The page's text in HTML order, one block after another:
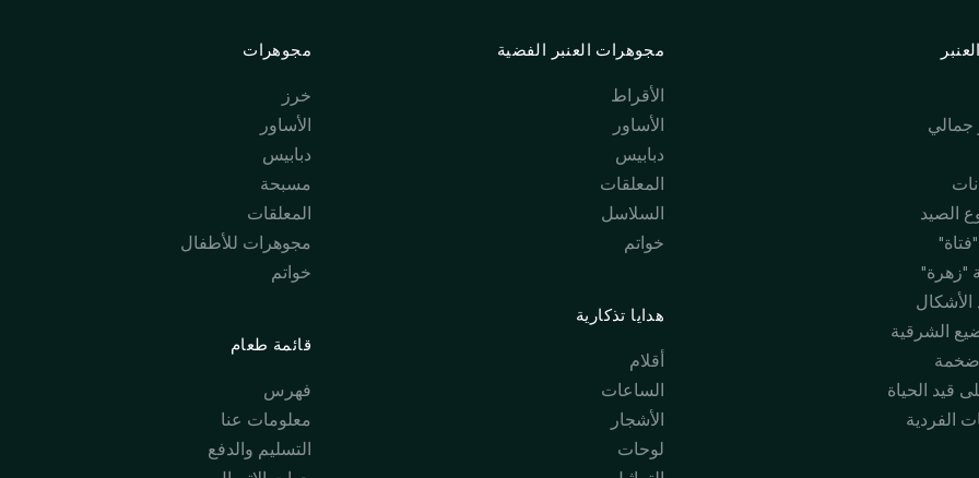
الصيد
"زهرة"
الأشكال
الشرقية
قيد الحياة
الفردية
مجوهرات العنبر الفضية
الأقراط
الأساور
دبابيس
المعلقات
السلاسل
خواتم
هدايا تذكارية
أقلام
الساعات
الأشجار
لوحات
مجوهرات
خرز
الأساور
دبابيس
مسبحة
المعلقات
مجوهرات للأطفال
خواتم
قائمة طعام
فهرس
معلومات عنا
التسليم والدفع